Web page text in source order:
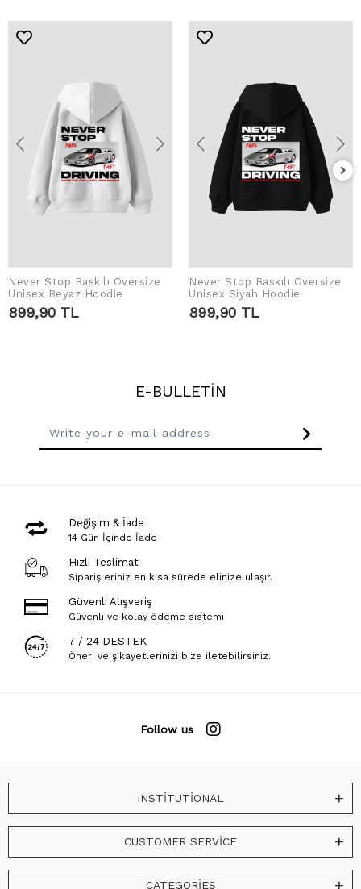
ADD TO CART
Never Stop Baskılı Oversize
Unisex Beyaz Hoodie
899,90 TL
ADD TO CART
Never Stop Baskılı Oversize
Unisex Siyah Hoodie
899,90 TL
E-BULLETİN
Değişim & İade
14 Gün İçinde İade
Hızlı Teslimat
Siparişleriniz en kısa sürede elinize ulaşır.
Güvenli Alışveriş
Güvenli ve kolay ödeme sistemi
7 / 24 DESTEK
Öneri ve şikayetlerinizi bize iletebilirsiniz.
Follow us
INSTİTUTİONAL
CUSTOMER SERVİCE
CATEGORİES